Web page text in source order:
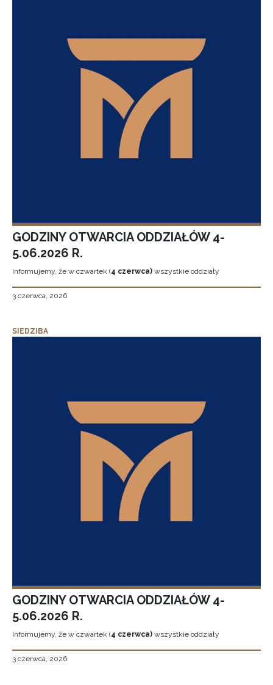
GODZINY OTWARCIA ODDZIAŁÓW 4-
5.06.2026 R.
Informujemy, że w czwartek (4 czerwca) wszystkie oddziały
3 czerwca, 2026
SIEDZIBA
GODZINY OTWARCIA ODDZIAŁÓW 4-
5.06.2026 R.
Informujemy, że w czwartek (4 czerwca) wszystkie oddziały
3 czerwca, 2026